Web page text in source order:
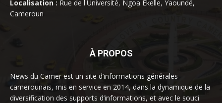
Localisation : Rue de l'Université, Ngoa Ekelle, Yaoundé,
Cameroun
À PROPOS
News du Camer est un site d’informations générales
camerounais, mis en service en 2014, dans la dynamique de la
diversification des supports d’informations, et avec le souci